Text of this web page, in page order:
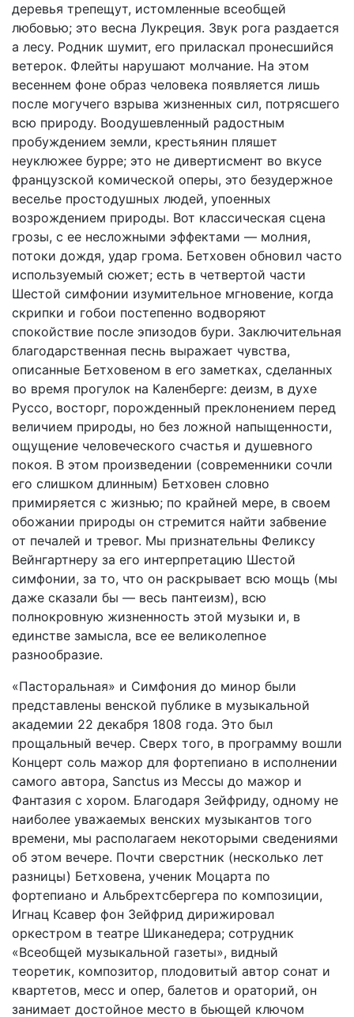
деревья трепещут, истомленные всеобщей
любовью; это весна Лукреция. Звук рога раздается
а лесу. Родник шумит, его приласкал пронесшийся
ветерок. Флейты нарушают молчание. На этом
весеннем фоне образ человека появляется лишь
после могучего взрыва жизненных сил, потрясшего
всю природу. Воодушевленный радостным
пробуждением земли, крестьянин пляшет
неуклюжее бурре; это не дивертисмент во вкусе
французской комической оперы, это безудержное
веселье простодушных людей, упоенных
возрождением природы. Вот классическая сцена
грозы, с ее несложными эффектами — молния,
потоки дождя, удар грома. Бетховен обновил часто
используемый сюжет; есть в четвертой части
Шестой симфонии изумительное мгновение, когда
скрипки и гобои постепенно водворяют
спокойствие после эпизодов бури. Заключительная
благодарственная песнь выражает чувства,
описанные Бетховеном в его заметках, сделанных
во время прогулок на Каленберге: деизм, в духе
Руссо, восторг, порожденный преклонением перед
величием природы, но без ложной напыщенности,
ощущение человеческого счастья и душевного
покоя. В этом произведении (современники сочли
его слишком длинным) Бетховен словно
примиряется с жизнью; по крайней мере, в своем
обожании природы он стремится найти забвение
от печалей и тревог. Мы признательны Феликсу
Вейнгартнеру за его интерпретацию Шестой
симфонии, за то, что он раскрывает всю мощь (мы
даже сказали бы — весь пантеизм), всю
полнокровную жизненность этой музыки и, в
единстве замысла, все ее великолепное
разнообразие.
«Пасторальная» и Симфония до минор были
представлены венской публике в музыкальной
академии 22 декабря 1808 года. Это был
прощальный вечер. Сверх того, в программу вошли
Концерт соль мажор для фортепиано в исполнении
самого автора, Sanctus из Мессы до мажор и
Фантазия с хором. Благодаря Зейфриду, одному не
наиболее уважаемых венских музыкантов того
времени, мы располагаем некоторыми сведениями
об этом вечере. Почти сверстник (несколько лет
разницы) Бетховена, ученик Моцарта по
фортепиано и Альбрехтсбергера по композиции,
Игнац Ксавер фон Зейфрид дирижировал
оркестром в театре Шиканедера; сотрудник
«Всеобщей музыкальной газеты», видный
теоретик, композитор, плодовитый автор сонат и
квартетов, месс и опер, балетов и ораторий, он
занимает достойное место в бьющей ключом